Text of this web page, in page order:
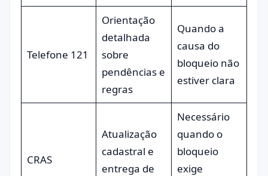
Telefone 121
Orientação
detalhada
sobre
pendências e
regras
Quando a
causa do
bloqueio não
estiver clara
CRAS
Atualização
cadastral e
entrega de
Necessário
quando o
bloqueio
exige